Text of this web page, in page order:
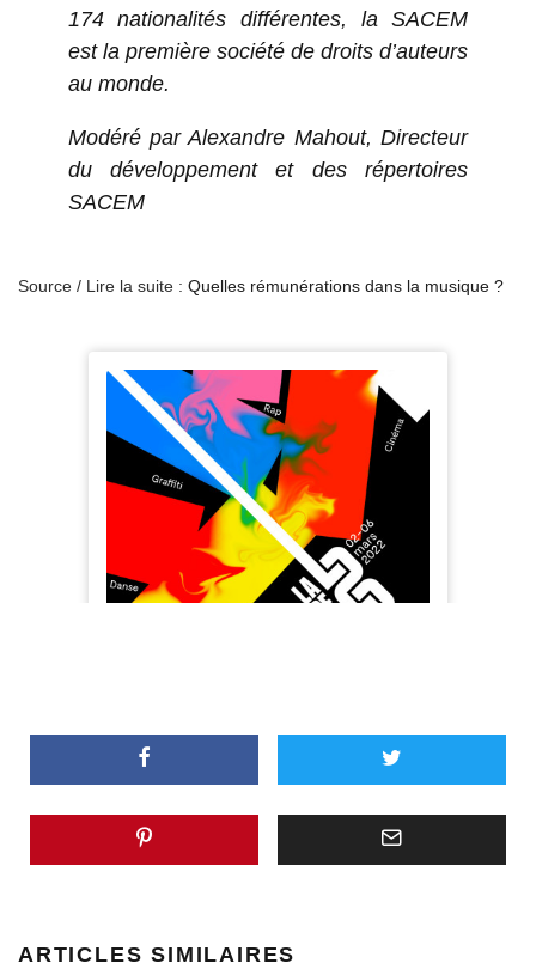
174 nationalités différentes, la SACEM
est la première société de droits d’auteurs
au monde.
Modéré par Alexandre Mahout, Directeur
du développement et des répertoires
SACEM
Source / Lire la suite : Quelles rémunérations dans la musique ?
ARTICLES SIMILAIRES